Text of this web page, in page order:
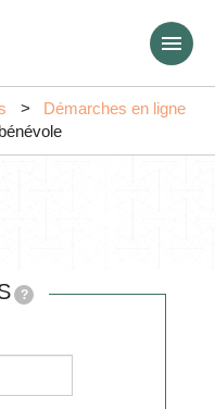
Démarches en ligne
?